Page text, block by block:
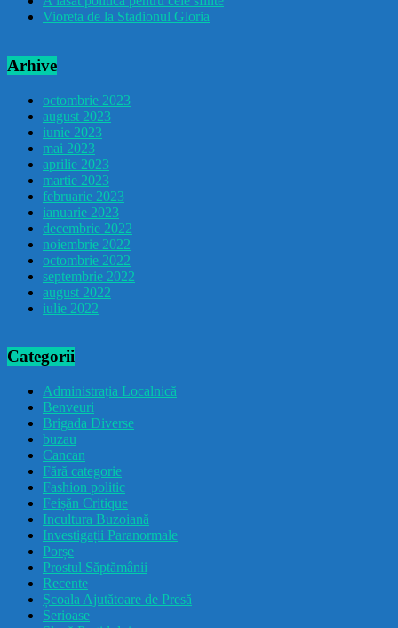
Vioreta de la Stadionul Gloria
Arhive
octombrie 2023
august 2023
iunie 2023
mai 2023
aprilie 2023
martie 2023
februarie 2023
ianuarie 2023
decembrie 2022
noiembrie 2022
octombrie 2022
septembrie 2022
august 2022
iulie 2022
Categorii
Administrația Localnică
Benveuri
Brigada Diverse
buzau
Cancan
Fără categorie
Fashion politic
Feișăn Critique
Incultura Buzoiană
Investigații Paranormale
Porșe
Prostul Săptămânii
Recente
Școala Ajutătoare de Presă
Serioase